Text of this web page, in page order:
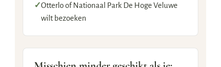
✓Otterlo of Nationaal Park De Hoge Veluwe
wilt bezoeken